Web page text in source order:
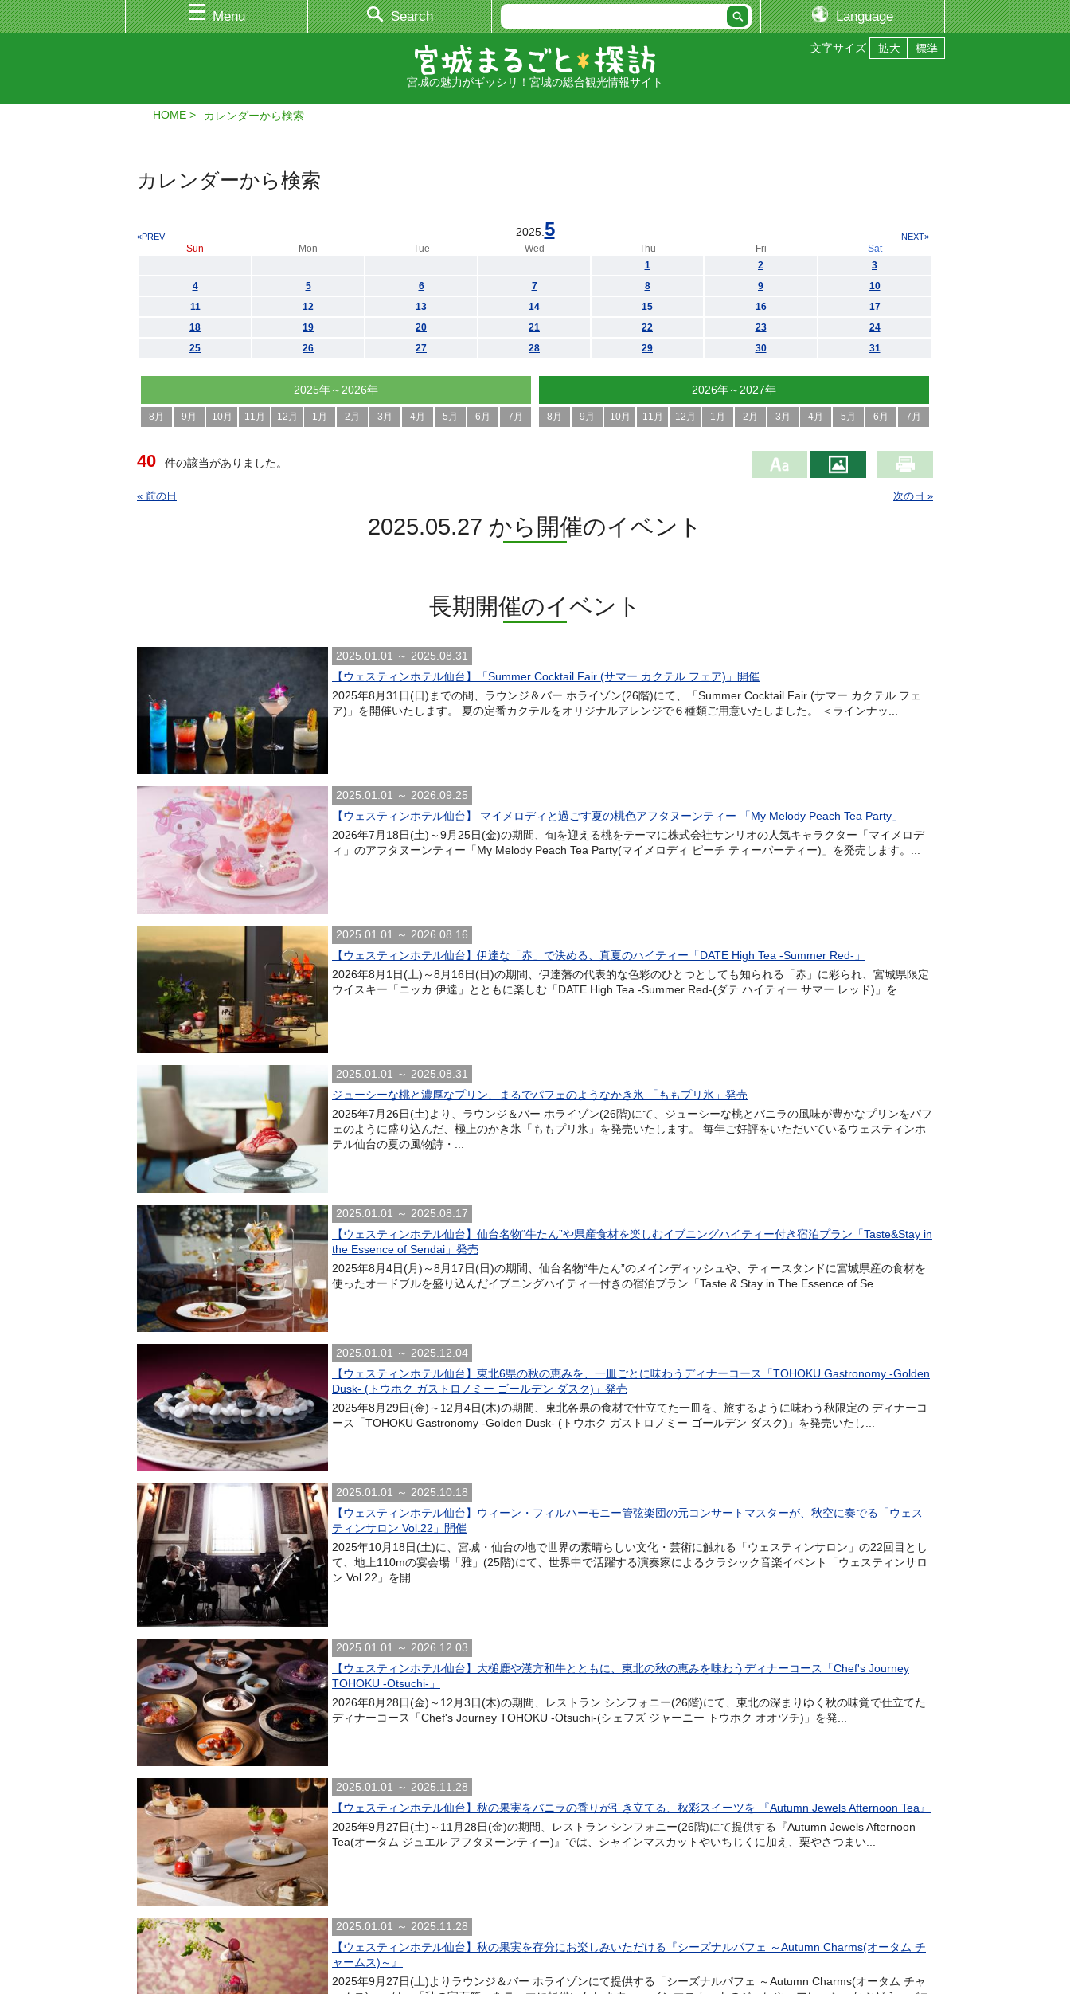
Menu Search Language
文字サイズ
宮城の魅力がギッシリ！宮城の総合観光情報サイト
HOME カレンダーから検索
カレンダーから検索
2025. 5
«PREV NEXT»
Sun Mon Tue Wed Thu Fri
Sat
1
2
3
4
5 6 7 8 9
10
11
12 13 14 15 16
17
18
19 20 21 22 23
24
25
26 27 28 29 30 31
2025年～2026年
8月 9月 10月 11月 12月 1月 2月 3月 4月 5月 6月 7月
2026年～2027年
8月 9月 10月 11月 12月 1月 2月 3月 4月 5月 6月 7月
40 件の該当がありました。
« 前の日 次の日 »
2025.05.27 から開催のイベント
長期開催のイベント
2025.01.01 ～ 2025.08.31
【ウェスティンホテル仙台】「Summer Cocktail Fair (サマー カクテル フェア)」開催
2025年8月31日(日)までの間、ラウンジ＆バー ホライゾン(26階)にて、「Summer Cocktail Fair (サマー カクテル フェ
ア)」を開催いたします。 夏の定番カクテルをオリジナルアレンジで６種類ご用意いたしました。 ＜ラインナッ...
2025.01.01 ～ 2026.09.25
【ウェスティンホテル仙台】 マイメロディと過ごす夏の桃色アフタヌーンティー 「My Melody Peach Tea Party」
2026年7月18日(土)～9月25日(金)の期間、旬を迎える桃をテーマに株式会社サンリオの人気キャラクター「マイメロデ
ィ」のアフタヌーンティー「My Melody Peach Tea Party(マイメロディ ピーチ ティーパーティー)」を発売します。...
2025.01.01 ～ 2026.08.16
【ウェスティンホテル仙台】伊達な「赤」で決める、真夏のハイティー「DATE High Tea -Summer Red-」
2026年8月1日(土)～8月16日(日)の期間、伊達藩の代表的な色彩のひとつとしても知られる「赤」に彩られ、宮城県限定
ウイスキー「ニッカ 伊達」とともに楽しむ「DATE High Tea -Summer Red-(ダテ ハイティー サマー レッド)」を...
2025.01.01 ～ 2025.08.31
ジューシーな桃と濃厚なプリン、まるでパフェのようなかき氷 「ももプリ氷」発売
2025年7月26日(土)より、ラウンジ＆バー ホライゾン(26階)にて、ジューシーな桃とバニラの風味が豊かなプリンをパフ
ェのように盛り込んだ、極上のかき氷「ももプリ氷」を発売いたします。 毎年ご好評をいただいているウェスティンホ
テル仙台の夏の風物詩・...
2025.01.01 ～ 2025.08.17
【ウェスティンホテル仙台】仙台名物“牛たん”や県産食材を楽しむイブニングハイティー付き宿泊プラン「Taste&Stay in
the Essence of Sendai」発売
2025年8月4日(月)～8月17日(日)の期間、仙台名物“牛たん”のメインディッシュや、ティースタンドに宮城県産の食材を
使ったオードブルを盛り込んだイブニングハイティー付きの宿泊プラン「Taste & Stay in The Essence of Se...
2025.01.01 ～ 2025.12.04
【ウェスティンホテル仙台】東北6県の秋の恵みを、一皿ごとに味わうディナーコース「TOHOKU Gastronomy -Golden
Dusk- (トウホク ガストロノミー ゴールデン ダスク)」発売
2025年8月29日(金)～12月4日(木)の期間、東北各県の食材で仕立てた一皿を、旅するように味わう秋限定の ディナーコ
ース「TOHOKU Gastronomy -Golden Dusk- (トウホク ガストロノミー ゴールデン ダスク)」を発売いたし...
2025.01.01 ～ 2025.10.18
【ウェスティンホテル仙台】ウィーン・フィルハーモニー管弦楽団の元コンサートマスターが、秋空に奏でる「ウェス
ティンサロン Vol.22」開催
2025年10月18日(土)に、宮城・仙台の地で世界の素晴らしい文化・芸術に触れる「ウェスティンサロン」の22回目とし
て、地上110mの宴会場「雅」(25階)にて、世界中で活躍する演奏家によるクラシック音楽イベント「ウェスティンサロ
ン Vol.22」を開...
2025.01.01 ～ 2026.12.03
【ウェスティンホテル仙台】大槌鹿や漢方和牛とともに、東北の秋の恵みを味わうディナーコース「Chef's Journey
TOHOKU -Otsuchi-」
2026年8月28日(金)～12月3日(木)の期間、レストラン シンフォニー(26階)にて、東北の深まりゆく秋の味覚で仕立てた
ディナーコース「Chef's Journey TOHOKU -Otsuchi-(シェフズ ジャーニー トウホク オオツチ)」を発...
2025.01.01 ～ 2025.11.28
【ウェスティンホテル仙台】秋の果実をバニラの香りが引き立てる、秋彩スイーツを 『Autumn Jewels Afternoon Tea』
2025年9月27日(土)～11月28日(金)の期間、レストラン シンフォニー(26階)にて提供する『Autumn Jewels Afternoon
Tea(オータム ジュエル アフタヌーンティー)』では、シャインマスカットやいちじくに加え、栗やさつまい...
2025.01.01 ～ 2025.11.28
【ウェスティンホテル仙台】秋の果実を存分にお楽しみいただける『シーズナルパフェ ～Autumn Charms(オータム チ
ャームス)～』
2025年9月27日(土)よりラウンジ＆バー ホライゾンにて提供する「シーズナルパフェ ～Autumn Charms(オータム チャ